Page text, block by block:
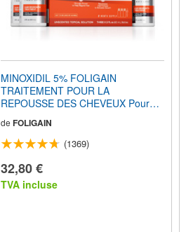
MINOXIDIL 5% FOLIGAIN
TRAITEMENT POUR LA
REPOUSSE DES CHEVEUX Pour
d'Approvisionnement
de FOLIGAIN
(1369)
32,80 €
TVA incluse